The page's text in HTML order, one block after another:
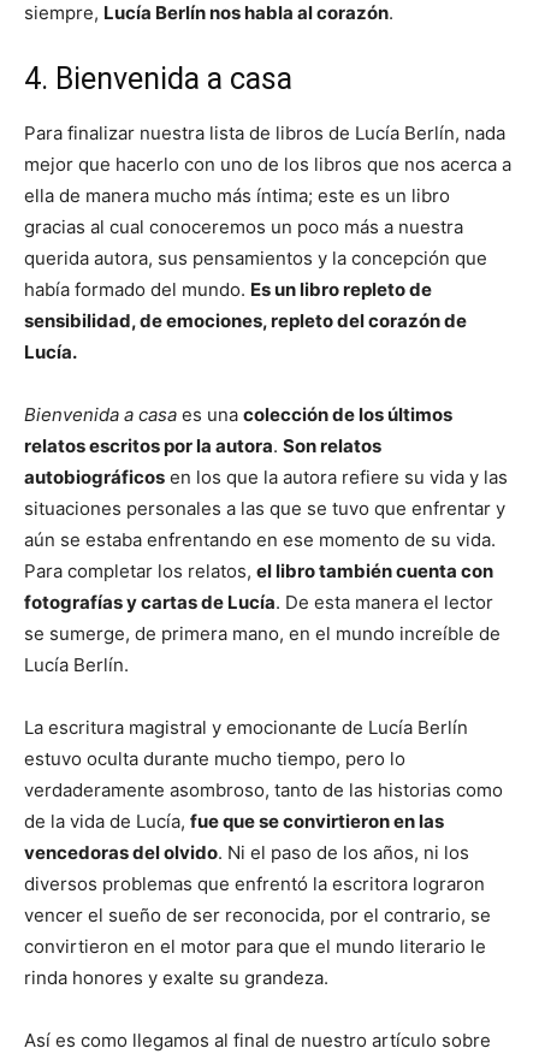
siempre, Lucía Berlín nos habla al corazón.
4. Bienvenida a casa
Para finalizar nuestra lista de libros de Lucía Berlín, nada
mejor que hacerlo con uno de los libros que nos acerca a
ella de manera mucho más íntima; este es un libro
gracias al cual conoceremos un poco más a nuestra
querida autora, sus pensamientos y la concepción que
había formado del mundo. Es un libro repleto de
sensibilidad, de emociones, repleto del corazón de
Lucía.
Bienvenida a casa es una colección de los últimos
relatos escritos por la autora. Son relatos
autobiográficos en los que la autora refiere su vida y las
situaciones personales a las que se tuvo que enfrentar y
aún se estaba enfrentando en ese momento de su vida.
Para completar los relatos, el libro también cuenta con
fotografías y cartas de Lucía. De esta manera el lector
se sumerge, de primera mano, en el mundo increíble de
Lucía Berlín.
La escritura magistral y emocionante de Lucía Berlín
estuvo oculta durante mucho tiempo, pero lo
verdaderamente asombroso, tanto de las historias como
de la vida de Lucía, fue que se convirtieron en las
vencedoras del olvido. Ni el paso de los años, ni los
diversos problemas que enfrentó la escritora lograron
vencer el sueño de ser reconocida, por el contrario, se
convirtieron en el motor para que el mundo literario le
rinda honores y exalte su grandeza.
Así es como llegamos al final de nuestro artículo sobre